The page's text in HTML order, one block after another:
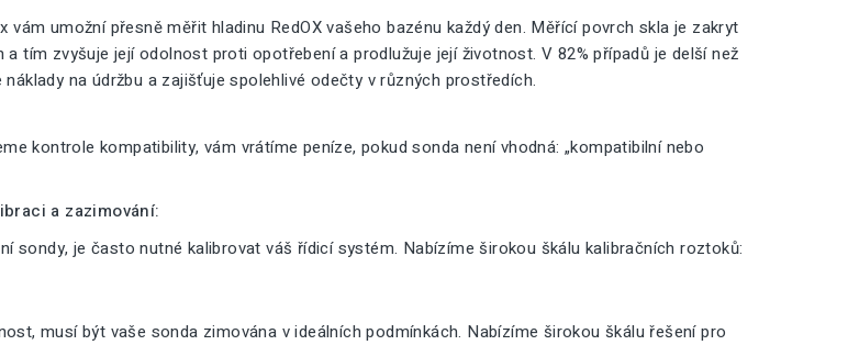
vám umožní přesně měřit hladinu RedOX vašeho bazénu každý den. Měřící povrch skla je zakryt
tím zvyšuje její odolnost proti opotřebení a prodlužuje její životnost. V 82% případů je delší než
na údržbu a zajišťuje spolehlivé odečty v různých prostředích.
kontrole kompatibility, vám vrátíme peníze, pokud sonda není vhodná: „kompatibilní nebo
a zazimování:
sondy, je často nutné kalibrovat váš řídicí systém. Nabízíme širokou škálu kalibračních roztoků:
musí být vaše sonda zimována v ideálních podmínkách. Nabízíme širokou škálu řešení pro